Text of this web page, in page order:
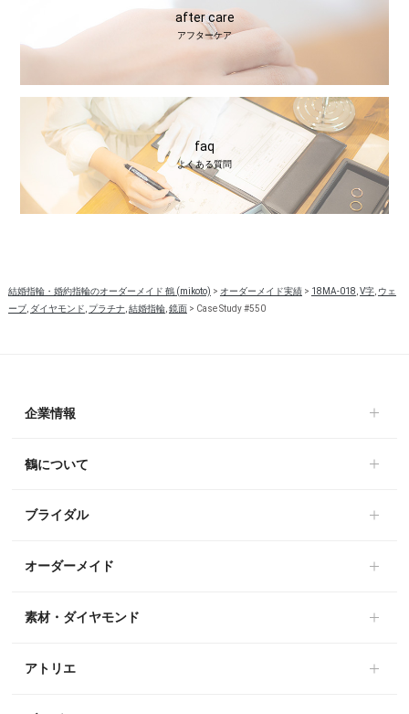
after care
アフターケア
faq
よくある質問
結婚指輪・婚約指輪のオーダーメイド 鶴 (mikoto) > オーダーメイド実績> 18MA-018,V字, ウェ
ーブ, ダイヤモンド, プラチナ,結婚指輪,鏡面 > Case Study #550
企業情報
鶴について
ブライダル
オーダーメイド
素材・ダイヤモンド
アトリエ